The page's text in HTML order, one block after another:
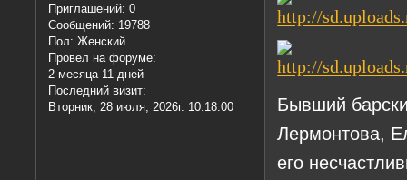
Приглашений: 0
Сообщений: 19788
Пол: Женский
Провел на форуме:
2 месяца 11 дней
Последний визит:
Вторник, 28 июля, 2026г. 10:18:00
Бывший
Лермонтова,
его